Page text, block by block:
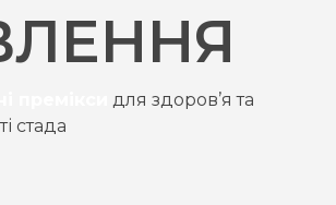
для здоров’я та
стада